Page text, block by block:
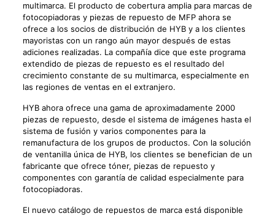
multimarca. El producto de cobertura amplia para marcas de
fotocopiadoras y piezas de repuesto de MFP ahora se
ofrece a los socios de distribución de HYB y a los clientes
mayoristas con un rango aún mayor después de estas
adiciones realizadas. La compañía dice que este programa
extendido de piezas de repuesto es el resultado del
crecimiento constante de su multimarca, especialmente en
las regiones de ventas en el extranjero.
HYB ahora ofrece una gama de aproximadamente 2000
piezas de repuesto, desde el sistema de imágenes hasta el
sistema de fusión y varios componentes para la
remanufactura de los grupos de productos. Con la solución
de ventanilla única de HYB, los clientes se benefician de un
fabricante que ofrece tóner, piezas de repuesto y
componentes con garantía de calidad especialmente para
fotocopiadoras.
El nuevo catálogo de repuestos de marca está disponible